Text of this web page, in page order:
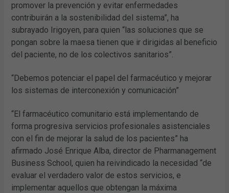
promover la prevención y evitar enfermedades
contribuirán a la sostenibilidad del sistema”, ha
subrayado Irigoyen, para quien “las soluciones que se
pongan sobre la maesa tienen que ir dirigidas al beneficio
del paciente, no de los colectivos sanitarios”.
“Debemos potenciar el papel del farmacéutico y mejorar
los sistemas de interconexión y comunicación”
“El farmacéutico comunitario está implementando de
forma progresiva servicios profesionales asistenciales
con el fin de mejorar la salud de los pacientes” ha
afirmado José Enrique Alba, director de Pharmanagement
Business School, quien ha reivindicado la necesidad “de
evaluar el verdadero valor de estos servicios, e
implementar aquellos que obtengan la máxima